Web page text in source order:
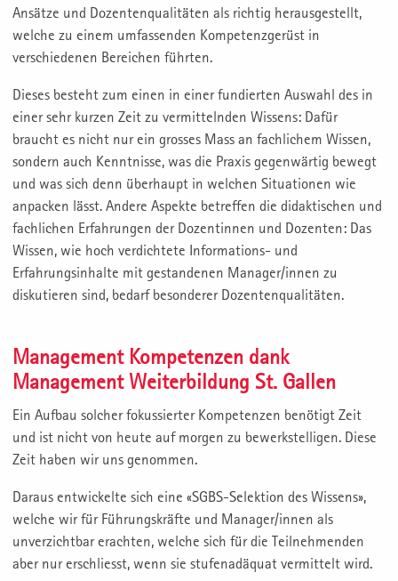
Ansätze und Dozentenqualitäten als richtig herausgestellt,
welche zu einem umfassenden Kompetenzgerüst in
verschiedenen Bereichen führten.
Dieses besteht zum einen in einer fundierten Auswahl des in
einer sehr kurzen Zeit zu vermittelnden Wissens: Dafür
braucht es nicht nur ein grosses Mass an fachlichem Wissen,
sondern auch Kenntnisse, was die Praxis gegenwärtig bewegt
und was sich denn überhaupt in welchen Situationen wie
anpacken lässt. Andere Aspekte betreffen die didaktischen und
fachlichen Erfahrungen der Dozentinnen und Dozenten: Das
Wissen, wie hoch verdichtete Informations- und
Erfahrungsinhalte mit gestandenen Manager/innen zu
diskutieren sind, bedarf besonderer Dozentenqualitäten.
Management Kompetenzen dank
Management Weiterbildung St. Gallen
Ein Aufbau solcher fokussierter Kompetenzen benötigt Zeit
und ist nicht von heute auf morgen zu bewerkstelligen. Diese
Zeit haben wir uns genommen.
Daraus entwickelte sich eine «SGBS-Selektion des Wissens»,
welche wir für Führungskräfte und Manager/innen als
unverzichtbar erachten, welche sich für die Teilnehmenden
aber nur erschliesst, wenn sie stufenadäquat vermittelt wird.